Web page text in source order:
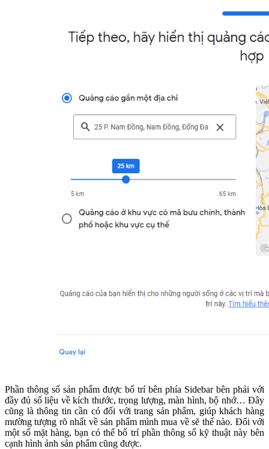
Phần thông số sản phẩm được bố trí bên phía Sidebar bên phải với
đầy đủ số liệu về kích thước, trọng lượng, màn hình, bộ nhớ… Đây
cũng là thông tin cần có đối với trang sản phẩm, giúp khách hàng
mường tượng rõ nhất về sản phẩm mình mua về sẽ thế nào. Đối với
một số mặt hàng, bạn có thể bố trí phần thông số kỹ thuật này bên
cạnh hình ảnh sản phẩm cũng được.